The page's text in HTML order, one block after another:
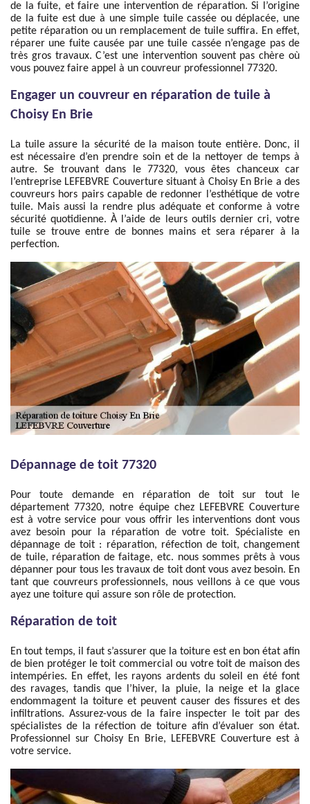
de la fuite, et faire une intervention de réparation. Si l’origine
de la fuite est due à une simple tuile cassée ou déplacée, une
petite réparation ou un remplacement de tuile suffira. En effet,
réparer une fuite causée par une tuile cassée n’engage pas de
très gros travaux. C’est une intervention souvent pas chère où
vous pouvez faire appel à un couvreur professionnel 77320.
Engager un couvreur en réparation de tuile à
Choisy En Brie
La tuile assure la sécurité de la maison toute entière. Donc, il
est nécessaire d’en prendre soin et de la nettoyer de temps à
autre. Se trouvant dans le 77320, vous êtes chanceux car
l’entreprise LEFEBVRE Couverture situant à Choisy En Brie a des
couvreurs hors pairs capable de redonner l’esthétique de votre
tuile. Mais aussi la rendre plus adéquate et conforme à votre
sécurité quotidienne. À l’aide de leurs outils dernier cri, votre
tuile se trouve entre de bonnes mains et sera réparer à la
perfection.
Dépannage de toit 77320
Pour toute demande en réparation de toit sur tout le
département 77320, notre équipe chez LEFEBVRE Couverture
est à votre service pour vous offrir les interventions dont vous
avez besoin pour la réparation de votre toit. Spécialiste en
dépannage de toit : réparation, réfection de toit, changement
de tuile, réparation de faitage, etc. nous sommes prêts à vous
dépanner pour tous les travaux de toit dont vous avez besoin. En
tant que couvreurs professionnels, nous veillons à ce que vous
ayez une toiture qui assure son rôle de protection.
Réparation de toit
En tout temps, il faut s’assurer que la toiture est en bon état afin
de bien protéger le toit commercial ou votre toit de maison des
intempéries. En effet, les rayons ardents du soleil en été font
des ravages, tandis que l’hiver, la pluie, la neige et la glace
endommagent la toiture et peuvent causer des fissures et des
infiltrations. Assurez-vous de la faire inspecter le toit par des
spécialistes de la réfection de toiture afin d’évaluer son état.
Professionnel sur Choisy En Brie, LEFEBVRE Couverture est à
votre service.